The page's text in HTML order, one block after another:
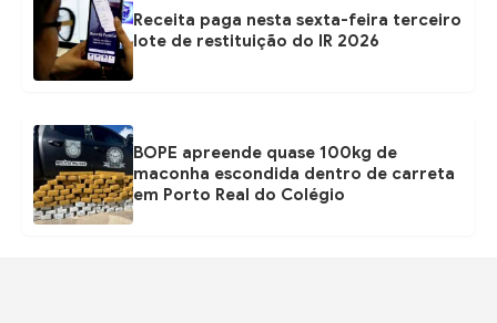
Receita paga nesta sexta-feira terceiro
lote de restituição do IR 2026
BOPE apreende quase 100kg de
maconha escondida dentro de carreta
em Porto Real do Colégio